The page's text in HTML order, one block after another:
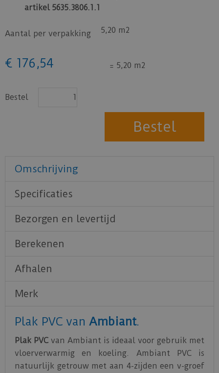
artikel 5635.3806.1.1
Aantal per verpakking 5,20 m2
€ 176 ,54 = 5,20 m2
Bestel
Omschrijving
Specificaties
Bezorgen en levertijd
Berekenen
Afhalen
Merk
Plak PVC van Ambiant.
Plak PVC van Ambiant is ideaal voor gebruik met
vloerverwarmig en koeling. Ambiant PVC is
natuurlijk getrouw met aan 4-zijden een v-groef